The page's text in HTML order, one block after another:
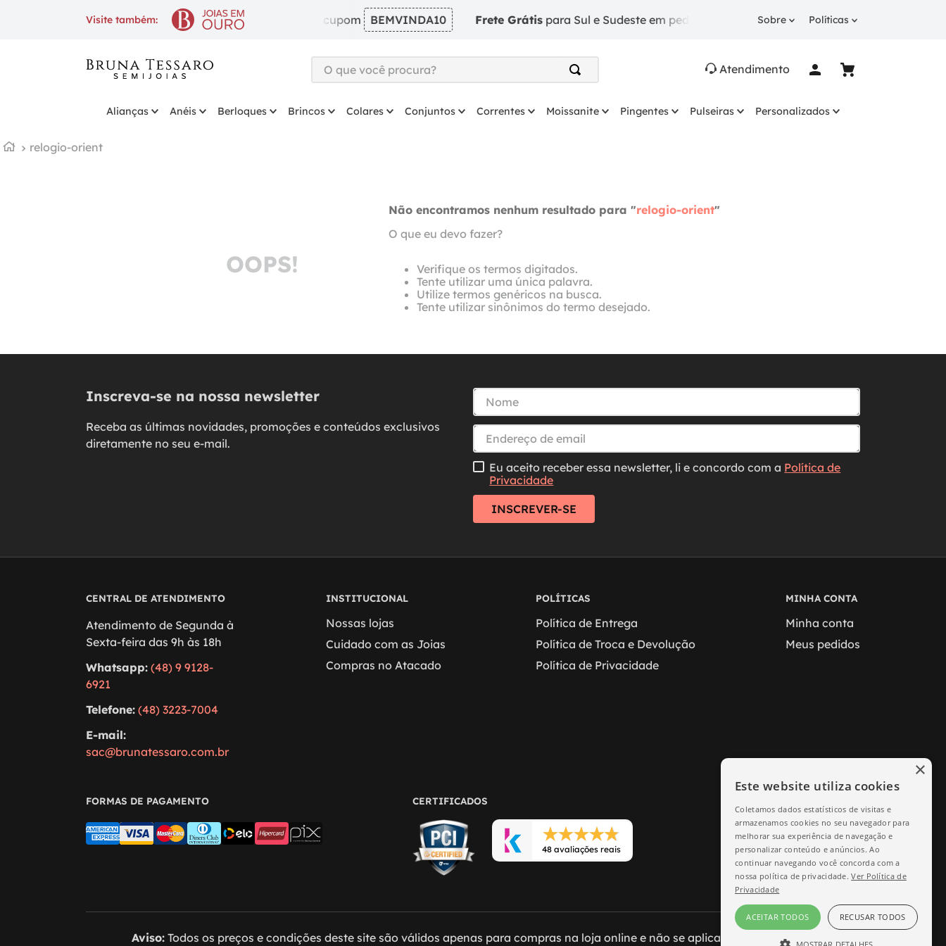
Visite também:10% OFFna 1ª compra com cupom BEMVINDA10 Frete Grátispara Sul e Sudeste em pedidos a partir de R$ 249. 10% OFF
Sobre Políticas
O que você procura? Atendimento
Alianças Anéis Berloques Brincos Colares Conjuntos Correntes Moissanite Pingentes Pulseiras Personalizados
relogio-orient
OOPS!
Não encontramos nenhum resultado para "relogio-orient"
O que eu devo fazer?
Verifique os termos digitados.
Tente utilizar uma única palavra.
Utilize termos genéricos na busca.
Tente utilizar sinônimos do termo desejado.
Inscreva-se na nossa newsletter
Receba as últimas novidades, promoções e conteúdos exclusivos
diretamente no seu e-mail.
Eu aceito receber essa newsletter, li e concordo com a Política de
Privacidade
INSCREVER-SE
CENTRAL DE ATENDIMENTO
Atendimento de Segunda à
Sexta-feira das 9h às 18h
Whatsapp: (48) 9 9128-
6921
Telefone: (48) 3223-7004
E-mail:
sac@brunatessaro.com.br
INSTITUCIONAL
Nossas lojas
Cuidado com as Joias
Compras no Atacado
POLÍTICAS
Política de Entrega
Política de Troca e Devolução
Política de Privacidade
MINHA CONTA
Minha conta
Meus pedidos
FORMAS DE PAGAMENTO CERTIFICADOS
48 avaliações reais
Aviso:Todos os preços e condições deste site são válidos apenas para compras na loja online e não se aplicam às lojas físicas.
Este website utiliza cookies
Coletamos dados estatísticos de visitas e
armazenamos cookies no seu navegador para
melhorar sua experiência de navegação e
personalizar conteúdo e anúncios. Ao
continuar navegando você concorda com a
nossa política de privacidade.Ver Política de
Privacidade
ACEITAR TODOS RECUSAR TODOS
×